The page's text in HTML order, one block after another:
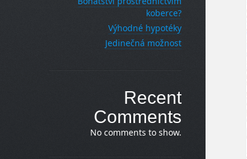
koberce?
Výhodné hypotéky
Jedinečná možnost
Recent
Comments
No comments to show.